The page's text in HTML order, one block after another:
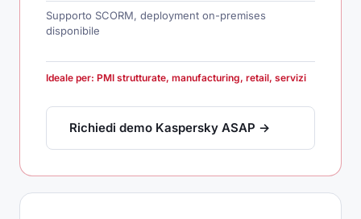
Supporto SCORM, deployment on-premises
disponibile
Ideale per: PMI strutturate, manufacturing, retail, servizi
Richiedi demo Kaspersky ASAP →